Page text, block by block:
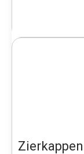
Zierkappen